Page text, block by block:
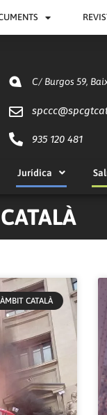
C/ Burgos 59,
spccc@
935 120 481
Jurídica
ÀMBIT CATALÀ